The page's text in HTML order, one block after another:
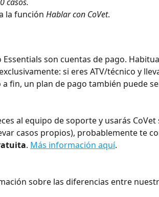
la función Hablar con CoVet.
son cuentas de pago.
si eres ATV/técnico y
fin, un plan de pago también puede
al equipo de soporte y usarás
casos propios), probablemente te
. Más información aquí.
sobre las diferencias entre